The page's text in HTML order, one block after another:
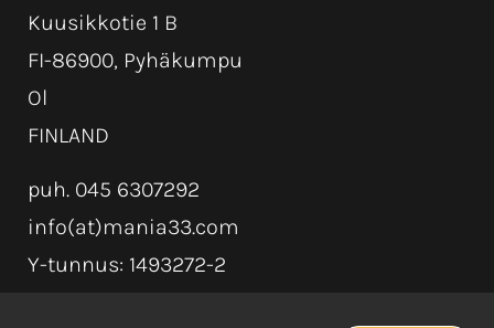
Kuusikkotie 1 B
FI-86900, Pyhäkumpu
Ol
FINLAND
puh. 045 6307292
info(at)mania33.com
Y-tunnus: 1493272-2